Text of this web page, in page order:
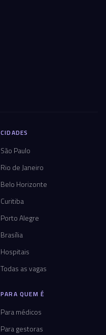
CIDADES
São Paulo
Rio de Janeiro
Belo Horizonte
Curitiba
Porto Alegre
Brasília
Hospitais
Todas as vagas
PARA QUEM É
Para médicos
Para gestoras